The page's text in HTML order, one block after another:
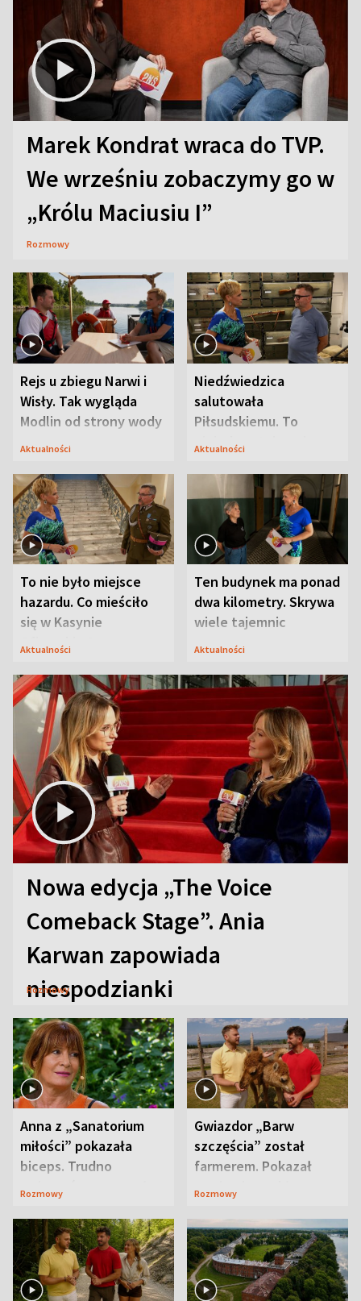
Marek Kondrat wraca do TVP.
We wrześniu zobaczymy go w
„Królu Maciusiu I”
Rozmowy
Rejs u zbiegu Narwi i
Wisły. Tak wygląda
Modlin od strony wody
Aktualności
Niedźwiedzica
salutowała
Piłsudskiemu. To
niejedyna tajemnica
Aktualności
To nie było miejsce
hazardu. Co mieściło
się w Kasynie
Oficerskim?
Aktualności
Ten budynek ma ponad
dwa kilometry. Skrywa
wiele tajemnic
Aktualności
Nowa edycja „The Voice
Comeback Stage”. Ania
Karwan zapowiada
niespodzianki
Rozmowy
Anna z „Sanatorium
miłości” pokazała
biceps. Trudno
uwierzyć, co przeszła
Rozmowy
Gwiazdor „Barw
szczęścia” został
farmerem. Pokazał
swoje niezwykłe
Rozmowy